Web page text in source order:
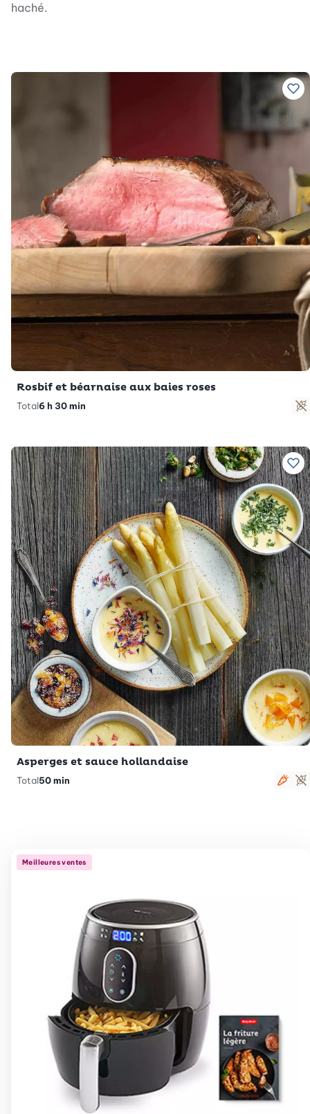
haché.
Rosbif et béarnaise aux baies roses
Total6 h 30 min
Asperges et sauce hollandaise
Total50 min
Meilleures ventes